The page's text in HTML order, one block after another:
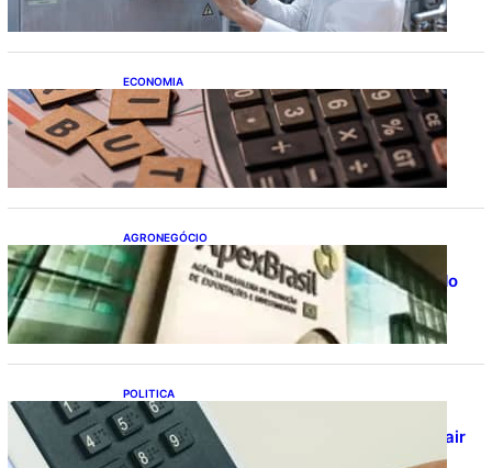
ECONOMIA
Após pedido de entidades empresariais,
Receita flexibiliza regras da Reforma
Tributária
AGRONEGÓCIO
Outlook Agro Brasil: planejamento e
inovação pautam debates sobre futuro do
agronegócio
POLITICA
Viracasacas? Em 2022, 259 municípios
votaram mais em Lula no 1º turno e em Jair
no 2º